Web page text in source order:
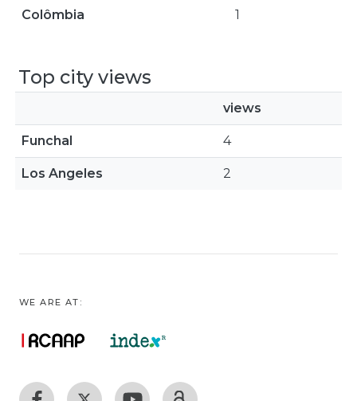
Colômbia 1
Top city views
views
Funchal 4
Los Angeles 2
WE ARE AT: